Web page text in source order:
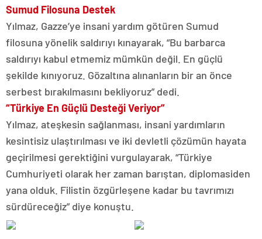
Sumud Filosuna Destek
Yılmaz, Gazze’ye insani yardım götüren Sumud
filosuna yönelik saldırıyı kınayarak, “Bu barbarca
saldırıyı kabul etmemiz mümkün değil. En güçlü
şekilde kınıyoruz. Gözaltına alınanların bir an önce
serbest bırakılmasını bekliyoruz” dedi.
“Türkiye En Güçlü Desteği Veriyor”
Yılmaz, ateşkesin sağlanması, insani yardımların
kesintisiz ulaştırılması ve iki devletli çözümün hayata
geçirilmesi gerektiğini vurgulayarak, “Türkiye
Cumhuriyeti olarak her zaman barıştan, diplomasiden
yana olduk. Filistin özgürleşene kadar bu tavrımızı
sürdüreceğiz” diye konuştu.